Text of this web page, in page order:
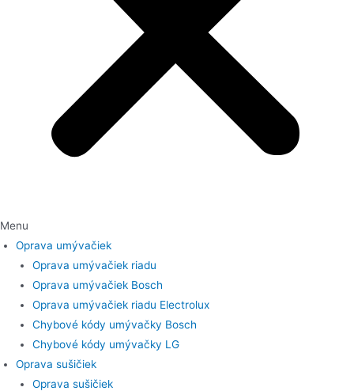
Menu
Oprava umývačiek
Oprava umývačiek riadu
Oprava umývačiek Bosch
Oprava umývačiek riadu Electrolux
Chybové kódy umývačky Bosch
Chybové kódy umývačky LG
Oprava sušičiek
Oprava sušičiek